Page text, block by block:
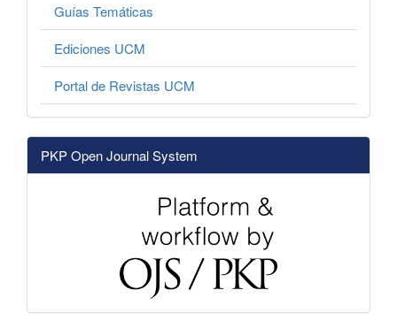
Guías Temáticas
Ediciones UCM
Portal de Revistas UCM
PKP Open Journal System